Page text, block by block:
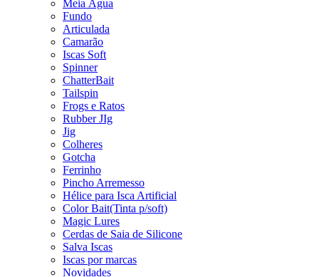
Meia Água
Fundo
Articulada
Camarão
Iscas Soft
Spinner
ChatterBait
Tailspin
Frogs e Ratos
Rubber JIg
Jig
Colheres
Gotcha
Ferrinho
Pincho Arremesso
Hélice para Isca Artificial
Color Bait(Tinta p/soft)
Magic Lures
Cerdas de Saia de Silicone
Salva Iscas
Iscas por marcas
Novidades